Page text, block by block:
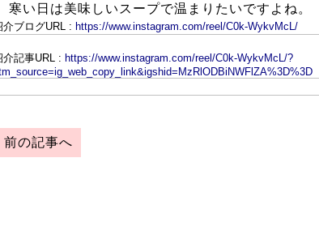
寒い日は美味しいスープで温まりたいですよね。
介ブログURL : https://www.instagram.com/reel/C0k-WykvMcL/
介記事URL : https://www.instagram.com/reel/C0k-WykvMcL/?
前の記事へ